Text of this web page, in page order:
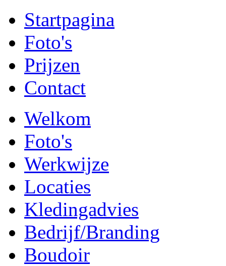
Startpagina
Foto's
Prijzen
Contact
Welkom
Foto's
Werkwijze
Locaties
Kledingadvies
Bedrijf/Branding
Boudoir